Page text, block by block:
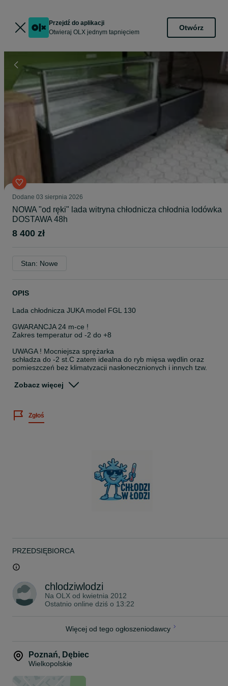
Przejdź do aplikacji
Otwieraj OLX jednym tapnięciem
Otwórz
Dodane 03 sierpnia 2026
NOWA "od ręki" lada witryna chłodnicza chłodnia lodówka
DOSTAWA 48h
8 400 zł
Stan: Nowe
OPIS
Lada chłodnicza JUKA model FGL 130
GWARANCJA 24 m-ce !
Zakres temperatur od -2 do +8
UWAGA ! Mocniejsza sprężarka
schładza do -2 st.C zatem idealna do ryb mięsa wędlin oraz
pomieszczeń bez klimatyzacji nasłonecznionych i innych tzw.
- Wbudowany agregat chłodniczy - energooszczędny
- Automatyczne odszranianie
- Termostat elektroniczny z zamontowaną funkcją automatycznego
- Szerokość ekspozycji towaru aż 74 cm !
- Ekspozycyjna część oraz półka sprzedawcy ze stali INOX
- Powierzchnia ekspozycji 1,32 m2 dla FGL190
- Zużycie energii elektrycznej 5,3 KW/24 h dla FGL190
- Temp pracy od -2 do +8
Szerokość 130 [cm]
Głębokość 111 [cm]
Wysokość 125 [cm]
Szerokość 160 [cm]
Cena modelu FGL 190cm 9800 brutto
Szerokość 190 [cm]
Głębokość 111 [cm]
Zobacz więcej
Zgłoś
PRZEDSIĘBIORCA
chlodziwlodzi
Na OLX od kwietnia 2012
Ostatnio online dziś o 13:22
Więcej od tego ogłoszeniodawcy
Poznań, Dębiec
Wielkopolskie